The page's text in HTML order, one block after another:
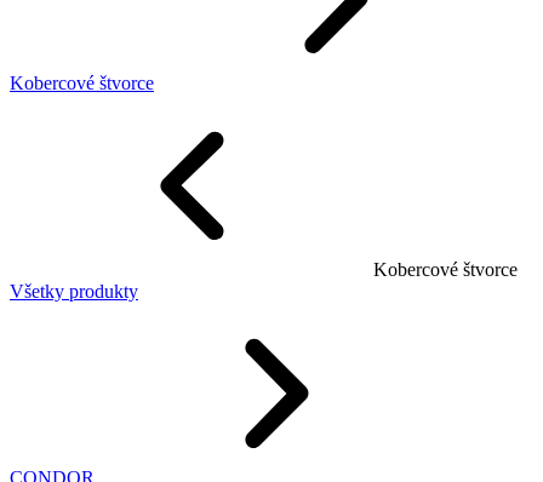
Kobercové štvorce
Kobercové štvorce
Všetky produkty
CONDOR